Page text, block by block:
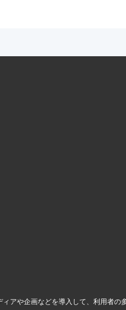
アや企画などを導入して、利用者